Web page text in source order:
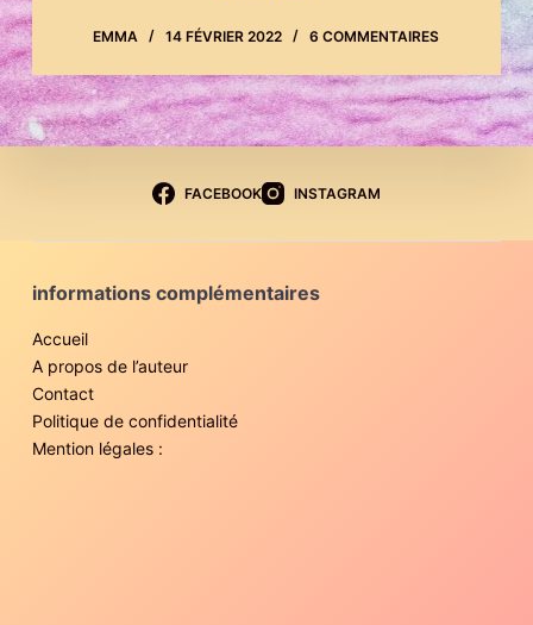
EMMA 14 FÉVRIER 2022 6 COMMENTAIRES
FACEBOOK INSTAGRAM
informations complémentaires
Accueil
A propos de l’auteur
Contact
Politique de confidentialité
Mention légales :